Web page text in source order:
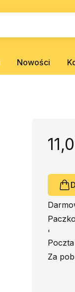
Nowości
'
Poczta
Za